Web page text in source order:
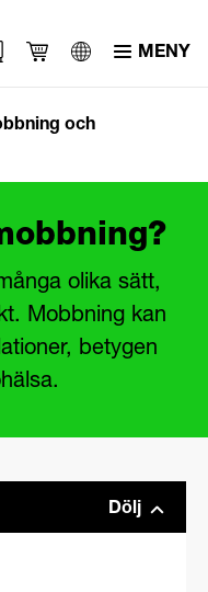
MENY
och
olika sätt,
Mobbning kan
betygen
Dölj